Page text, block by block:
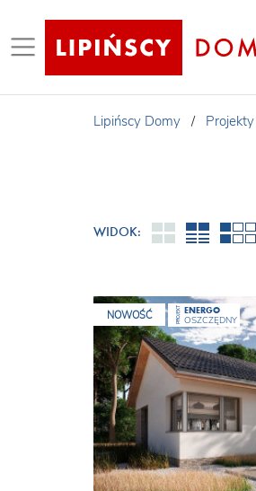
Lipińscy Domy / Projekty
WIDOK:
NOWOŚĆ PROJEKT ENERGO
OSZCZĘDNY